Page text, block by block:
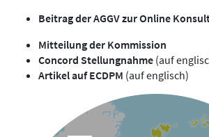
Beitrag der AGGV zur Online
Mitteilung der Kommission
Concord Stellungnahme (auf
Artikel auf ECDPM (auf englisch)